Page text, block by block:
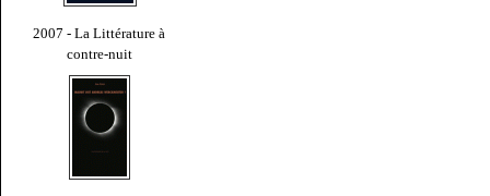
2007 - La Littérature à
contre-nuit